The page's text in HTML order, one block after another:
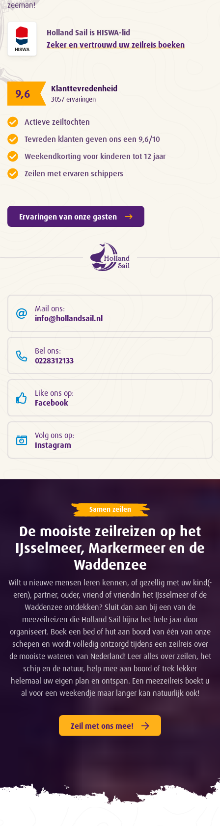
zeeman!
Holland Sail is HISWA-lid
Zeker en vertrouwd uw zeilreis boeken
9,6 Klanttevredenheid
3057 ervaringen
Actieve zeiltochten
Tevreden klanten geven ons een 9,6/10
Weekendkorting voor kinderen tot 12 jaar
Zeilen met ervaren schippers
Ervaringen van onze gasten
Mail ons:
info@hollandsail.nl
Bel ons:
0228312133
Like ons op:
Facebook
Volg ons op:
Instagram
Samen zeilen
De mooiste zeilreizen op het
IJsselmeer, Markermeer en de
Waddenzee
Wilt u nieuwe mensen leren kennen, of gezellig met uw kind(-
eren), partner, ouder, vriend of vriendin het IJsselmeer of de
Waddenzee ontdekken? Sluit dan aan bij een van de
meezeilreizen die Holland Sail bijna het hele jaar door
organiseert. Boek een bed of hut aan boord van één van onze
schepen en wordt volledig ontzorgd tijdens een zeilreis over
de mooiste wateren van Nederland! Leer alles over zeilen, het
schip en de natuur, help mee aan boord of trek lekker
helemaal uw eigen plan en ontspan. Een meezeilreis boekt u
al voor een weekendje maar langer kan natuurlijk ook!
Zeil met ons mee!